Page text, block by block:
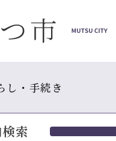
し・手続き
索